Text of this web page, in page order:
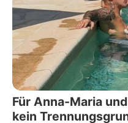
Für Anna-Maria
kein